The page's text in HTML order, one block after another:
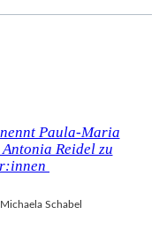
Paula-Maria
Reidel zu
Michaela Schabel